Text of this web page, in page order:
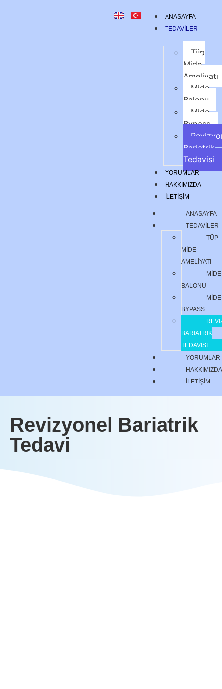
ANASAYFA
TEDAVILER
Tüp
Mide
Ameliyatı
Mide
Balonu
Mide
Bypass
Bariatrik
Tedavisi
YORUMLAR
HAKKIMIZDA
İLETIŞIM
ANASAYFA
TEDAVILER
TÜP
MIDE
AMELIYATI
MIDE
BALONU
MIDE
BYPASS
BARIATRIK
TEDAVISI
YORUMLAR
HAKKIMIZDA
İLETIŞIM
Revizyonel Bariatrik
Tedavi